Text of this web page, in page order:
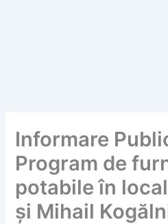
Informare
Program de
potabile în
și Mihail